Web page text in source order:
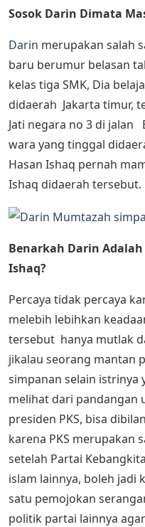
Sosok Darin Dimata
Darin merupakan salah
baru berumur belasan
kelas tiga SMK, Dia
didaerah Jakarta timur,
Jati negara no 3 di jalan
wara yang tinggal
Hasan Ishaq pernah
Ishaq didaerah tersebut.
Benarkah Darin
Ishaq?
Percaya tidak percaya
melebih lebihkan
tersebut hanya mutlak
jikalau seorang mantan
simpanan selain istrinya
melihat dari pandangan
presiden PKS, bisa
karena PKS merupakan
setelah Partai
islam lainnya, boleh jadi
satu pemojokan
politik partai lainnya